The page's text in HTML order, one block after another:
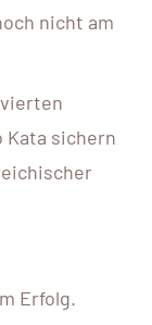
nicht am
sichern
Erfolg.